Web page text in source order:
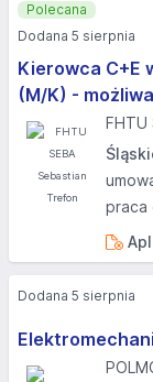
Kierowca C+E
(M/K) -
FHTU
praca
Polecana
Dodana 5 sierpnia
Dodana 5 sierpnia